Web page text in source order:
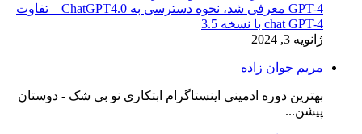
GPT-4 معرفی شد، نحوه دسترسی به ChatGPT4.0 – تفاوت
chat GPT-4 با نسخه 3.5
ژانویه 3, 2024
مریم جوان زاده
بهترین دوره ادمینی اینستاگرام ابتکاری نو بی شک - دوستان
پیشن...